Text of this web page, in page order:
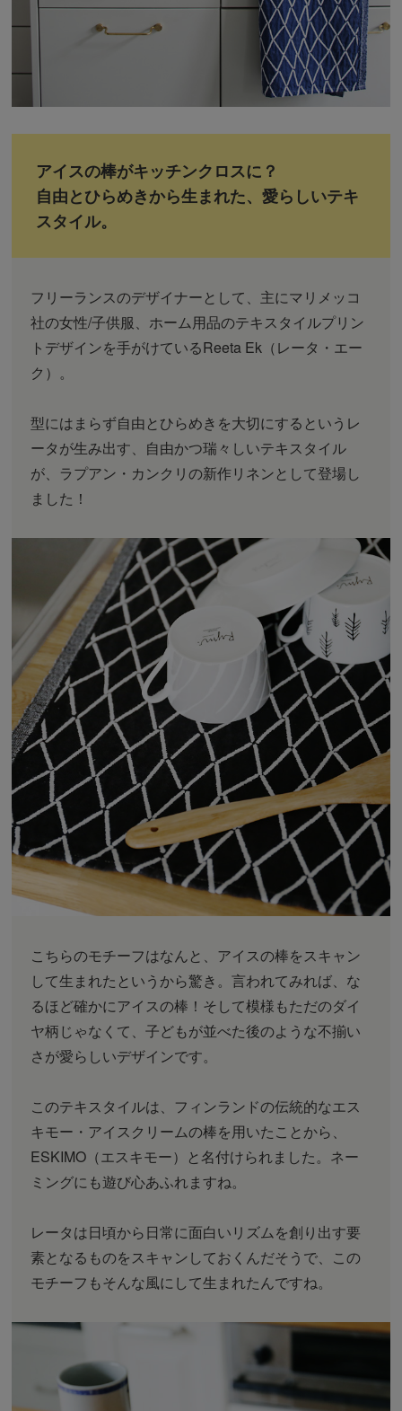
アイスの棒がキッチンクロスに？
自由とひらめきから生まれた、愛らしいテキ
スタイル。
フリーランスのデザイナーとして、主にマリメッコ
社の女性/子供服、ホーム用品のテキスタイルプリン
トデザインを手がけているReeta Ek（レータ・エー
ク）。
型にはまらず自由とひらめきを大切にするというレ
ータが生み出す、自由かつ瑞々しいテキスタイル
が、ラプアン・カンクリの新作リネンとして登場し
ました！
こちらのモチーフはなんと、アイスの棒をスキャン
して生まれたというから驚き。言われてみれば、な
るほど確かにアイスの棒！そして模様もただのダイ
ヤ柄じゃなくて、子どもが並べた後のような不揃い
さが愛らしいデザインです。
このテキスタイルは、フィンランドの伝統的なエス
キモー・アイスクリームの棒を用いたことから、
ESKIMO（エスキモー）と名付けられました。ネー
ミングにも遊び心あふれますね。
レータは日頃から日常に面白いリズムを創り出す要
素となるものをスキャンしておくんだそうで、この
モチーフもそんな風にして生まれたんですね。